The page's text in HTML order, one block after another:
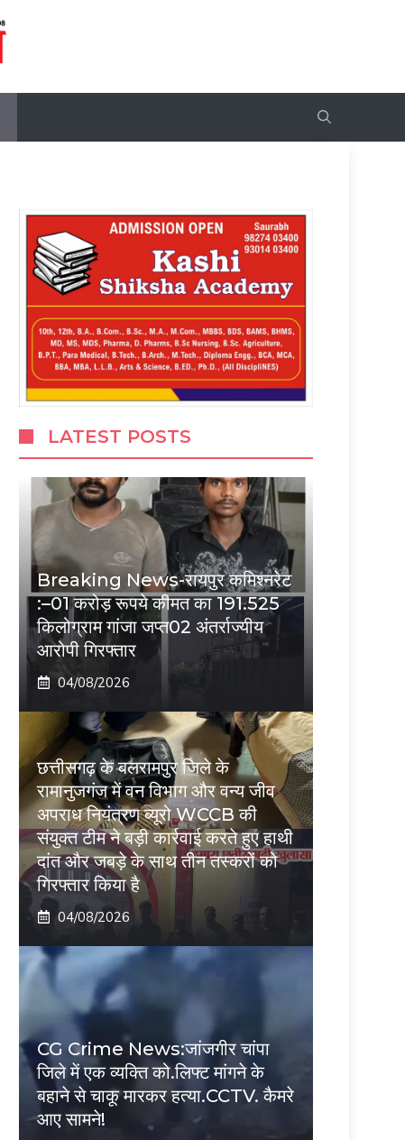
LATEST POSTS
Breaking News-रायपुर कमिश्नरेट
:–01 करोड़ रूपये कीमत का 191.525
किलोग्राम गांजा जप्त02 अंतर्राज्यीय
आरोपी गिरफ्तार
04/08/2026
छत्तीसगढ़ के बलरामपुर जिले के
रामानुजगंज में वन विभाग और वन्य जीव
अपराध नियंत्रण ब्यूरो WCCB की
संयुक्त टीम ने बड़ी कार्रवाई करते हुए हाथी
दांत और जबड़े के साथ तीन तस्करों को
गिरफ्तार किया है
04/08/2026
CG Crime News:जांजगीर चांपा
जिले में एक व्यक्ति को.लिफ्ट मांगने के
बहाने से चाकू मारकर हत्या.CCTV. कैमरे
आए सामने!